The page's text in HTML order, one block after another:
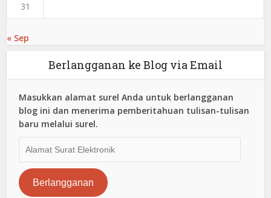
31
« Sep
Berlangganan ke Blog via Email
Masukkan alamat surel Anda untuk berlangganan
blog ini dan menerima pemberitahuan tulisan-tulisan
baru melalui surel.
Surat
Elektronik
Berlangganan